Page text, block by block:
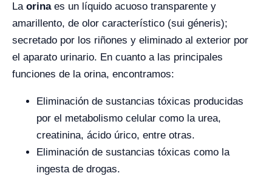
La orinaes un líquido acuoso transparente y
amarillento, de olor característico (sui géneris);
secretado por los riñones y eliminado al exterior por
el aparato urinario. En cuanto a las principales
funciones de la orina, encontramos:
Eliminación de sustancias tóxicas producidas
por el metabolismo celular como la urea,
creatinina, ácido úrico, entre otras.
Eliminación de sustancias tóxicas como la
ingesta de drogas.